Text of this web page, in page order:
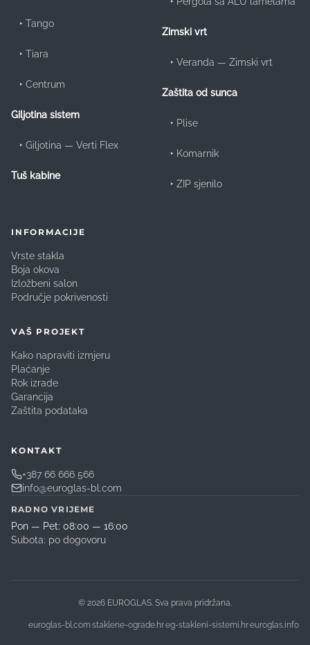
‣ Tango
‣ Tiara
‣ Centrum
Giljotina sistem
‣ Giljotina — Verti Flex
Tuš kabine
Zimski vrt
‣ Veranda — Zimski vrt
Zaštita od sunca
‣ Plise
‣ Komarnik
‣ ZIP sjenilo
INFORMACIJE
Vrste stakla
Boja okova
Izložbeni salon
Područje pokrivenosti
VAŠ PROJEKT
Kako napraviti izmjeru
Plaćanje
Rok izrade
Garancija
Zaštita podataka
KONTAKT
+387 66 666 566
info@euroglas-bl.com
RADNO VRIJEME
Pon — Pet: 08:00 — 16:00
Subota: po dogovoru
© 2026 EUROGLAS. Sva prava pridržana.
euroglas-bl.com·staklene-ograde.hr·eg-stakleni-sistemi.hr·euroglas.info